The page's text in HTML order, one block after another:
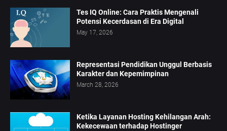
Tes IQ Online: Cara Praktis Mengenali
Potensi Kecerdasan di Era Digital
May 17, 2026
Representasi Pendidikan Unggul Berbasis
Karakter dan Kepemimpinan
March 28, 2026
Ketika Layanan Hosting Kehilangan Arah:
Kekecewaan terhadap Hostinger